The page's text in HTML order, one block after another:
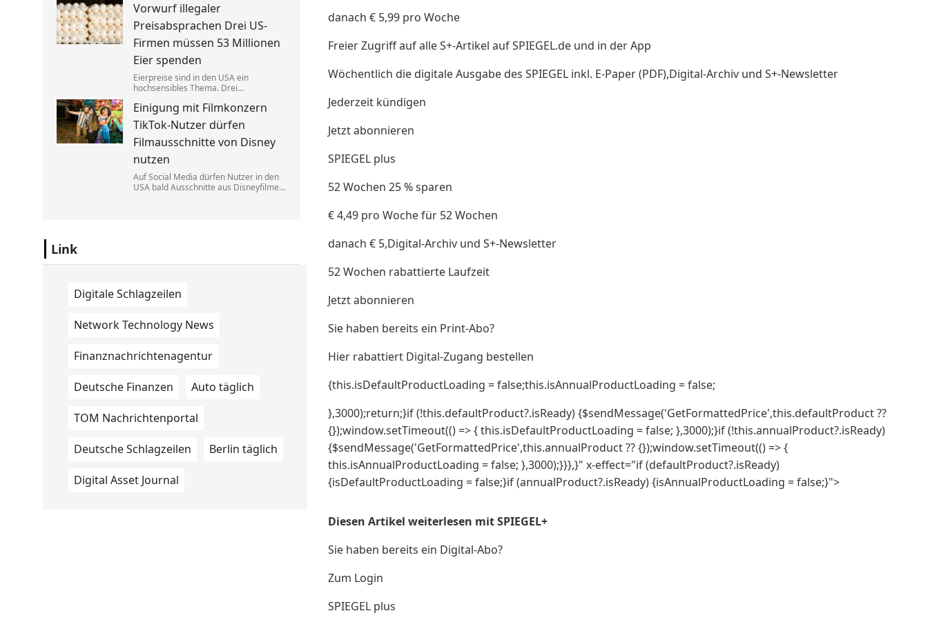
Elon Musk geführte Konzern jedoch
nicht zurück. Eine exklusive Studie
erklärt, warum.
Vorwurf illegaler
Preisabsprachen Drei US-
Firmen müssen 53 Millionen
Eier spenden
Eierpreise sind in den USA ein
hochsensibles Thema. Drei
sich dabei illegalerweise abgesprochen
zu haben. Sie einigten sich mit der Justiz
– und liefern jetzt im großen Stil.
Einigung mit Filmkonzern
TikTok-Nutzer dürfen
Filmausschnitte von Disney
nutzen
Auf Social Media dürfen Nutzer in den
USA bald Ausschnitte aus Disneyfilmen
Link
Digitale Schlagzeilen
Network Technology News
Finanznachrichtenagentur
Deutsche Finanzen Auto täglich
TOM Nachrichtenportal
Deutsche Schlagzeilen Berlin täglich
Digital Asset Journal
danach € 5,99 pro Woche
Freier Zugriff auf alle S+-Artikel auf SPIEGEL.de und in der App
Wöchentlich die digitale Ausgabe des SPIEGEL inkl. E-Paper (PDF),Digital-Archiv und S+-Newsletter
Jederzeit kündigen
Jetzt abonnieren
SPIEGEL plus
52 Wochen 25 % sparen
€ 4,49 pro Woche für 52 Wochen
danach € 5,Digital-Archiv und S+-Newsletter
52 Wochen rabattierte Laufzeit
Jetzt abonnieren
Sie haben bereits ein Print-Abo?
Hier rabattiert Digital-Zugang bestellen
{this.isDefaultProductLoading = false;this.isAnnualProductLoading = false;
},3000);return;}if (!this.defaultProduct?.isReady) {$sendMessage('GetFormattedPrice',this.defaultProduct ??
{});window.setTimeout(() => { this.isDefaultProductLoading = false; },3000);}if (!this.annualProduct?.isReady)
{$sendMessage('GetFormattedPrice',this.annualProduct ?? {});window.setTimeout(() => {
this.isAnnualProductLoading = false; },3000);}}},}" x-effect="if (defaultProduct?.isReady)
{isDefaultProductLoading = false;}if (annualProduct?.isReady) {isAnnualProductLoading = false;}">
Diesen Artikel weiterlesen mit SPIEGEL+
Sie haben bereits ein Digital-Abo?
Zum Login
SPIEGEL plus